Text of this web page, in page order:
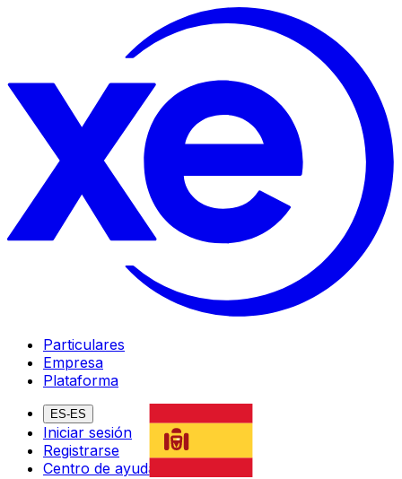
Particulares
Empresa
Plataforma
ES-ES
Iniciar sesión
Registrarse
Centro de ayuda